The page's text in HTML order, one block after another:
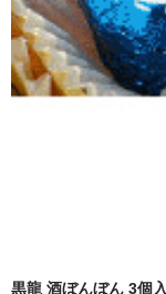
らいすわいん
ワイン
黒龍 酒ぼんぼん 3個